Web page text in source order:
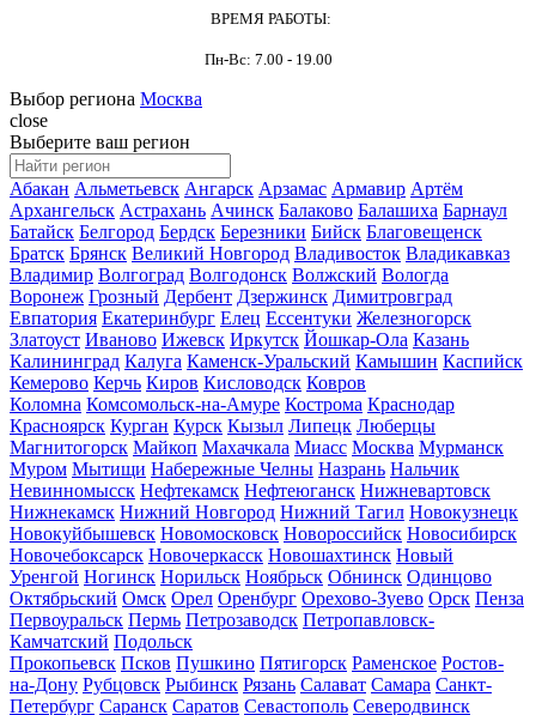
ВРЕМЯ РАБОТЫ:
Пн-Вс: 7.00 - 19.00
Выбор региона Москва
close
Выберите ваш регион
Абакан Альметьевск Ангарск Арзамас Армавир Артём
Архангельск Астрахань Ачинск Балаково Балашиха Барнаул
Батайск Белгород Бердск Березники Бийск Благовещенск
Братск Брянск Великий Новгород Владивосток Владикавказ
Владимир Волгоград Волгодонск Волжский Вологда
Воронеж Грозный Дербент Дзержинск Димитровград
Евпатория Екатеринбург Елец Ессентуки Железногорск
Златоуст Иваново Ижевск Иркутск Йошкар-Ола Казань
Калининград Калуга Каменск-Уральский Камышин Каспийск
Кемерово Керчь Киров Кисловодск Ковров
Коломна Комсомольск-на-Амуре Кострома Краснодар
Красноярск Курган Курск Кызыл Липецк Люберцы
Магнитогорск Майкоп Махачкала Миасс Москва Мурманск
Муром Мытищи Набережные Челны Назрань Нальчик
Невинномысск Нефтекамск Нефтеюганск Нижневартовск
Нижнекамск Нижний Новгород Нижний Тагил Новокузнецк
Новокуйбышевск Новомосковск Новороссийск Новосибирск
Новочебоксарск Новочеркасск Новошахтинск Новый
Уренгой Ногинск Норильск Ноябрьск Обнинск Одинцово
Октябрьский Омск Орел Оренбург Орехово-Зуево Орск Пенза
Первоуральск Пермь Петрозаводск Петропавловск-
Камчатский Подольск
Прокопьевск Псков Пушкино Пятигорск Раменское Ростов-
на-Дону Рубцовск Рыбинск Рязань Салават Самара Санкт-
Петербург Саранск Саратов Севастополь Северодвинск